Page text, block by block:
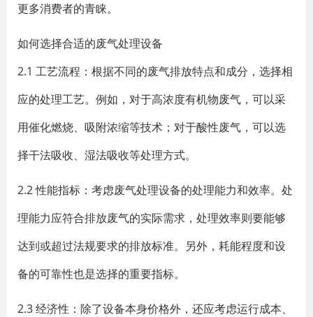
更多消费者的青睐。
如何选择合适的废气处理设备
2.1 工艺流程：根据不同的废气排放特点和成分，选择相
应的处理工艺。例如，对于高浓度有机物废气，可以采
用催化燃烧、吸附浓缩等技术；对于酸性废气，可以选
择干法吸收、湿法吸收等处理方式。
2.2 性能指标：考虑废气处理设备的处理能力和效率。处
理能力应符合排放废气的实际需求，处理效率则要能够
达到或超过法规要求的排放标准。另外，耗能程度和设
备的可靠性也是选择的重要指标。
2.3 经济性：除了设备本身价格外，还应考虑运行成本、